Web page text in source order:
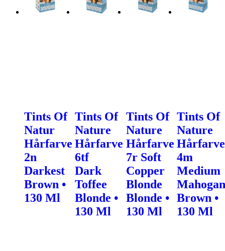
Tints Of
Natur
Hårfarve
2n
Darkest
Brown •
130 Ml
Tints Of
Nature
Hårfarve
6tf
Dark
Toffee
Blonde •
130 Ml
Tints Of
Nature
Hårfarve
7r Soft
Copper
Blonde
Blonde •
130 Ml
Tints Of
Nature
Hårfarve
4m
Medium
Brown •
130 Ml